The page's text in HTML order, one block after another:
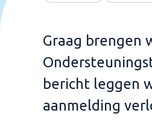
Graag brengen
bericht leggen
aanmelding